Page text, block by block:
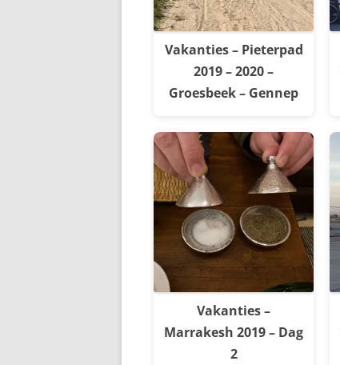
Vakanties – Pieterpad
2019 – 2020 –
Groesbeek – Gennep
Vakanties –
Marrakesh 2019 – Dag
2